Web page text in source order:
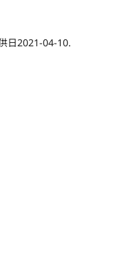
日2021-04-10.